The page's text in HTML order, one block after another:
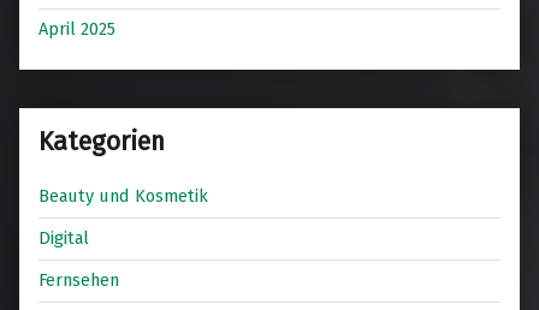
April 2025
Kategorien
Beauty und Kosmetik
Digital
Fernsehen